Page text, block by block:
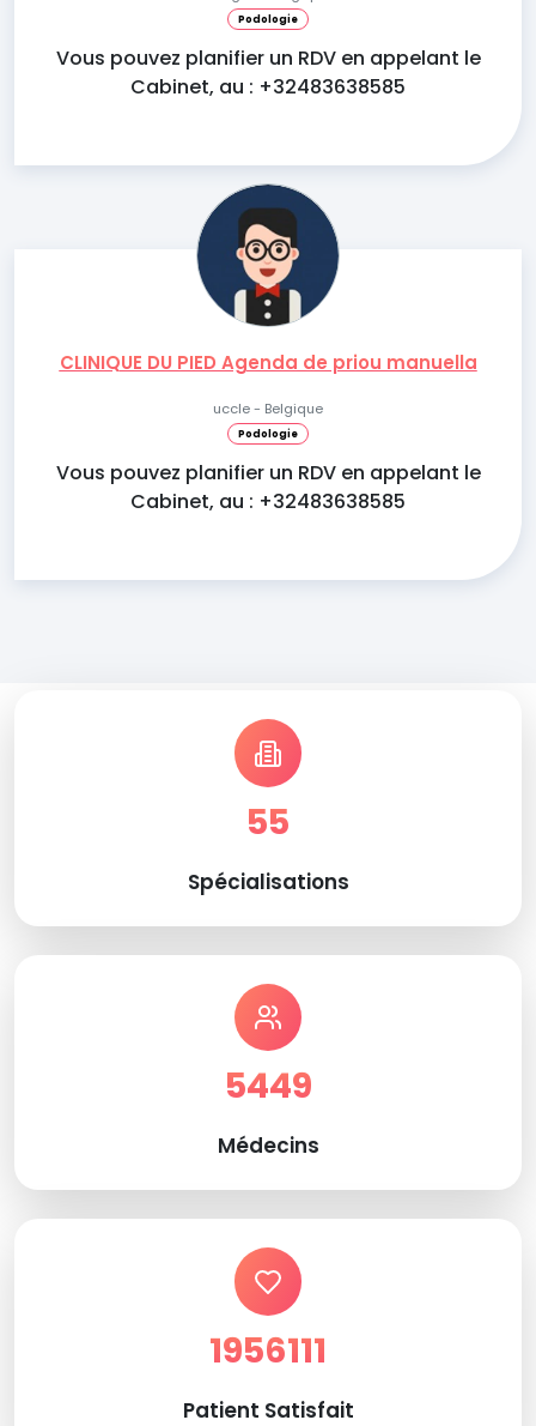
Podologie
Vous pouvez planifier un RDV en appelant le
Cabinet, au : +32483638585
CLINIQUE DU PIED Agenda de priou manuella
uccle - Belgique
Podologie
Vous pouvez planifier un RDV en appelant le
Cabinet, au : +32483638585
55
Spécialisations
5449
Médecins
1956111
Patient Satisfait